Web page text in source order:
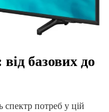
базових до
спектр потреб у цій